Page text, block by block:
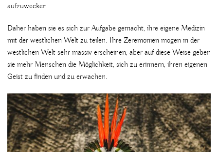
aufzuwecken.
Daher haben sie es sich zur Aufgabe gemacht, ihre eigene Medizin
mit der westlichen Welt zu teilen. Ihre Zeremonien mögen in der
westlichen Welt sehr massiv erscheinen, aber auf diese Weise geben
sie mehr Menschen die Möglichkeit, sich zu erinnern, ihren eigenen
Geist zu finden und zu erwachen.